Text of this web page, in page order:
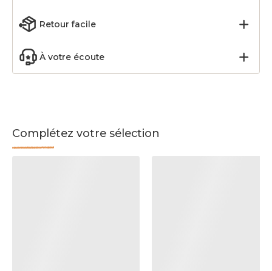
Retour facile
À votre écoute
Complétez votre sélection